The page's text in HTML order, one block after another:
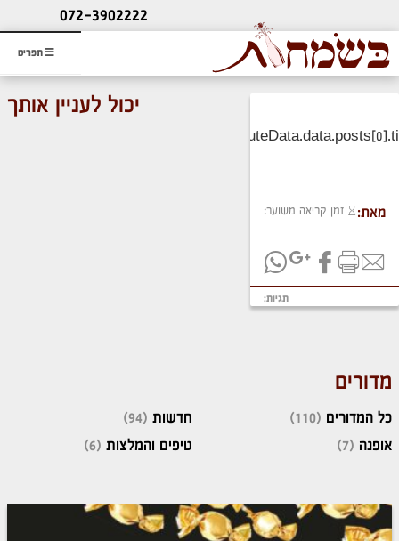
תפריט
ליעוץ חינם
והזמנת כרטיס שמחות
072-3902222
מאת: זמן קריאה משוער:
תגיות:
יכול לעניין אותך
מדורים
כל המדורים (110)
אופנה (7)
חדשות (94)
טיפים והמלצות (6)